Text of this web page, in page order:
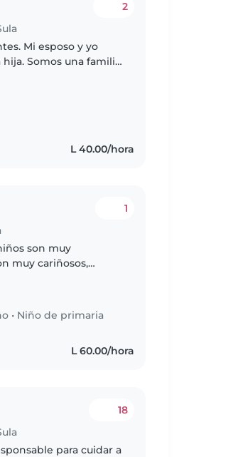
2
Mi esposo y yo
Somos una familia
L 40.00/hora
1
son muy
muy cariñosos,
• Niño de primaria
L 60.00/hora
18
para cuidar a